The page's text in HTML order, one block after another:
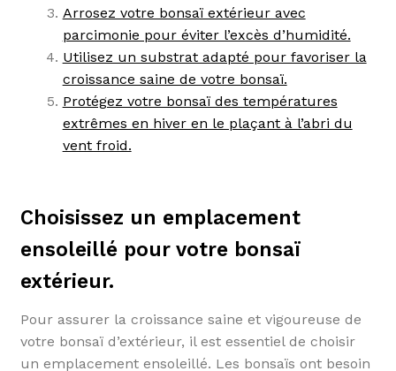
Arrosez votre bonsaï extérieur avec
parcimonie pour éviter l’excès d’humidité.
Utilisez un substrat adapté pour favoriser la
croissance saine de votre bonsaï.
Protégez votre bonsaï des températures
extrêmes en hiver en le plaçant à l’abri du
vent froid.
Choisissez un emplacement
ensoleillé pour votre bonsaï
extérieur.
Pour assurer la croissance saine et vigoureuse de
votre bonsaï d’extérieur, il est essentiel de choisir
un emplacement ensoleillé. Les bonsaïs ont besoin